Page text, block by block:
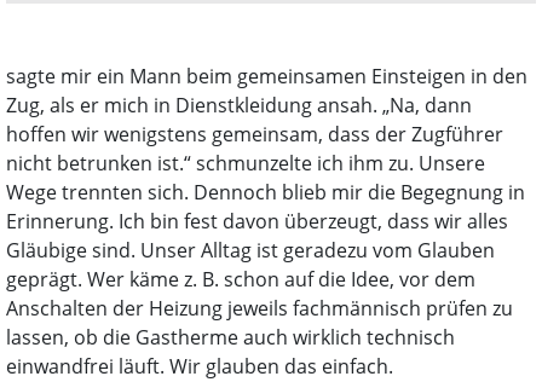
sagte mir ein Mann beim gemeinsamen Einsteigen in den
Zug, als er mich in Dienstkleidung ansah. „Na, dann
hoffen wir wenigstens gemeinsam, dass der Zugführer
nicht betrunken ist.“ schmunzelte ich ihm zu. Unsere
Wege trennten sich. Dennoch blieb mir die Begegnung in
Erinnerung. Ich bin fest davon überzeugt, dass wir alles
Gläubige sind. Unser Alltag ist geradezu vom Glauben
geprägt. Wer käme z. B. schon auf die Idee, vor dem
Anschalten der Heizung jeweils fachmännisch prüfen zu
lassen, ob die Gastherme auch wirklich technisch
einwandfrei läuft. Wir glauben das einfach.